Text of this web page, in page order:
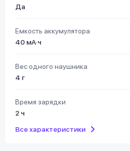
Да
Емкость аккумулятора
40 мА·ч
Вес одного наушника
4 г
Время зарядки
2 ч
Все характеристики